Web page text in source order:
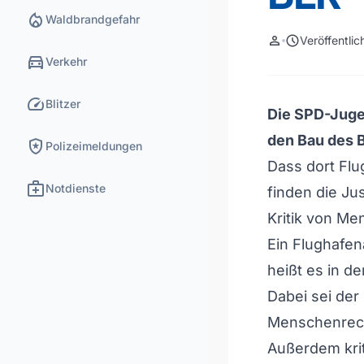
local_fire_department Waldbrandgefahr
directions_carVerkehr
speedBlitzer
local_police Polizeimeldungen
medical_servicesNotdienste
person schedule
Die SPD-
den Bau des
Dass dort
finden die
Kritik von
Ein
heißt es in
Dabei sei
Außerdem